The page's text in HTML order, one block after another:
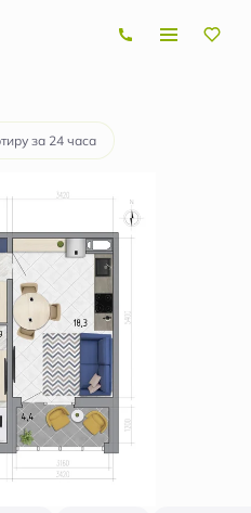
5 109 400 руб.
за 24 часа